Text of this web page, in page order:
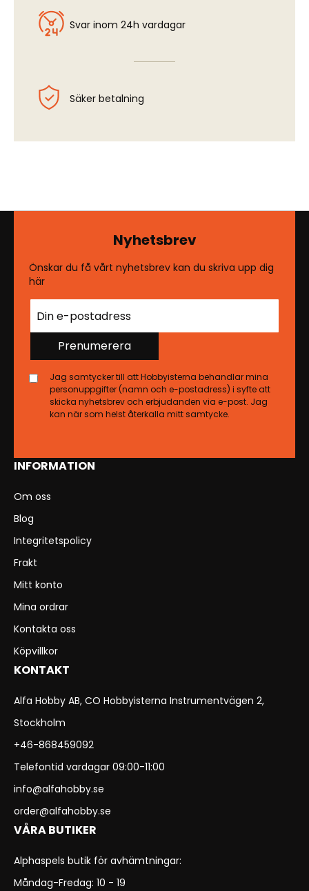
Svar inom 24h vardagar
Säker betalning
INFORMATION
Om oss
Blog
Integritetspolicy
Frakt
Mitt konto
Mina ordrar
Kontakta oss
Köpvillkor
KONTAKT
Alfa Hobby AB, CO Hobbyisterna Instrumentvägen 2,
Stockholm
+46-868459092
Telefontid vardagar 09:00-11:00
info@alfahobby.se
order@alfahobby.se
VÅRA BUTIKER
Alphaspels butik för avhämtningar:
Måndag-Fredag: 10 - 19
Nyhetsbrev
Önskar du få vårt nyhetsbrev kan du skriva upp dig
här
Prenumerera
Jag samtycker till att Hobbyisterna behandlar mina
personuppgifter (namn och e-postadress) i syfte att
skicka nyhetsbrev och erbjudanden via e-post. Jag
kan när som helst återkalla mitt samtycke.